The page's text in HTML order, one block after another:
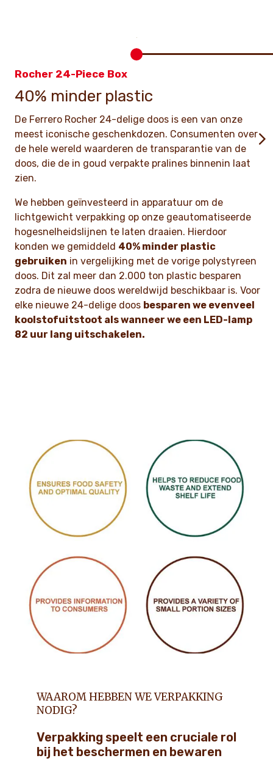
Rocher 24-Piece Box
40% minder plastic
De Ferrero Rocher 24-delige doos is een van onze
meest iconische geschenkdozen. Consumenten over
de hele wereld waarderen de transparantie van de
doos, die de in goud verpakte pralines binnenin laat
zien.
We hebben geïnvesteerd in apparatuur om de
lichtgewicht verpakking op onze geautomatiseerde
hogesnelheidslijnen te laten draaien. Hierdoor
konden we gemiddeld 40% minder plastic
gebruiken in vergelijking met de vorige polystyreen
doos. Dit zal meer dan 2.000 ton plastic besparen
zodra de nieuwe doos wereldwijd beschikbaar is. Voor
elke nieuwe 24-delige doos besparen we evenveel
koolstofuitstoot als wanneer we een LED-lamp
82 uur lang uitschakelen.
WAAROM HEBBEN WE VERPAKKING
NODIG?
Verpakking speelt een cruciale rol
bij het beschermen en bewaren